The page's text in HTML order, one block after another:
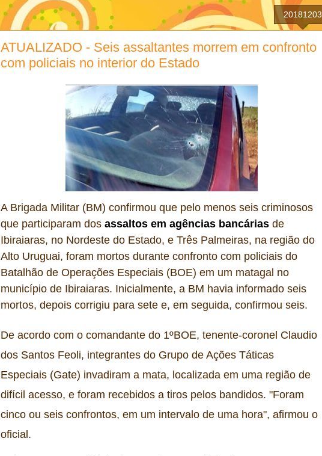
20181203
ATUALIZADO - Seis assaltantes morrem em confronto
com policiais no interior do Estado
A Brigada Militar (BM) confirmou que pelo menos seis criminosos
que participaram dos assaltos em agências bancárias de
Ibiraiaras, no Nordeste do Estado, e Três Palmeiras, na região do
Alto Uruguai, foram mortos durante confronto com policiais do
Batalhão de Operações Especiais (BOE) em um matagal no
município de Ibiraiaras. Inicialmente, a BM havia informado seis
mortos, depois corrigiu para sete e, em seguida, confirmou seis.
De acordo com o comandante do 1ºBOE, tenente-coronel Claudio
dos Santos Feoli, integrantes do Grupo de Ações Táticas
Especiais (Gate) invadiram a mata, localizada em uma região de
difícil acesso, e foram recebidos a tiros pelos bandidos. "Foram
cinco ou seis confrontos, em um intervalo de uma hora", afirmou o
oficial.